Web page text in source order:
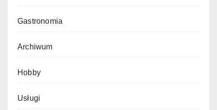
Gastronomia
Archiwum
Hobby
Usługi